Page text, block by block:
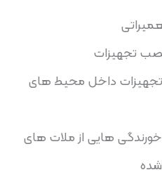
تجهیزات
داخل محیط های
خورندگی هایی از ملات های
شده